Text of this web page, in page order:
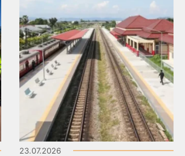
23.07.2026